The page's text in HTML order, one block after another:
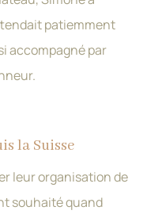
patiemment
accompagné par
la Suisse
leur organisation de
souhaité quand